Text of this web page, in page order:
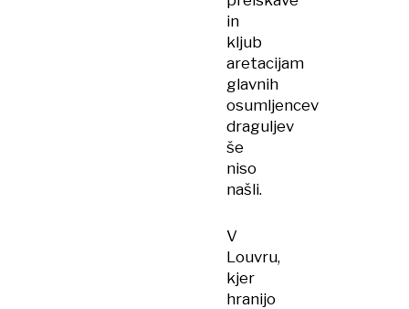
in
kljub
aretacijam
glavnih
osumljencev
draguljev
še
niso
našli.
V
Louvru,
kjer
hranijo